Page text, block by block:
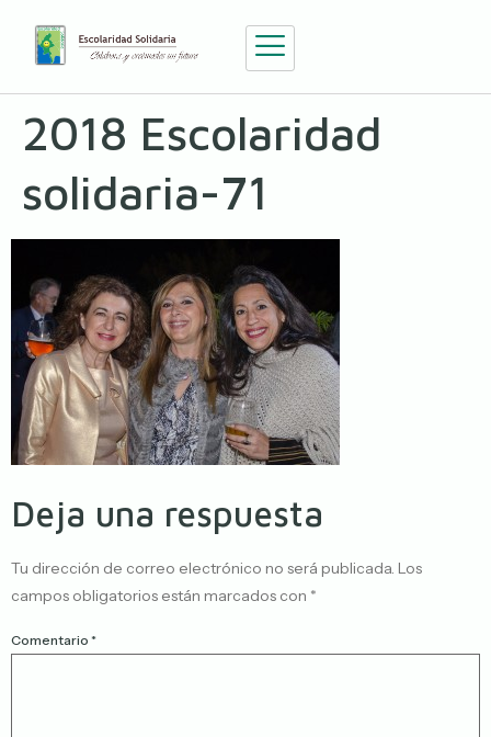
2018 Escolaridad
solidaria-71
Deja una respuesta
Tu dirección de correo electrónico no será publicada. Los
campos obligatorios están marcados con *
Comentario *